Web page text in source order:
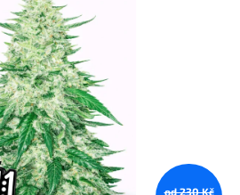
od 230 Kč